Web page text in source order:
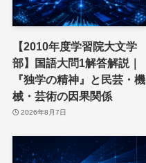
【2010年度学習院大文学
部】国語大問1解答解説｜
『独学の精神』と民芸・機
械・芸術の因果関係
2026年8月7日